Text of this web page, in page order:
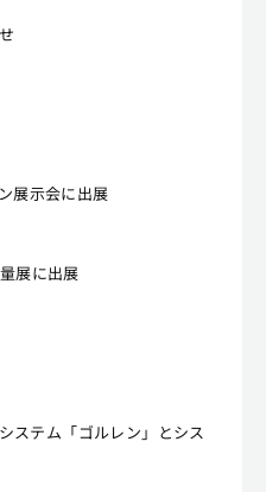
展示会に出展
展に出展
ステム「ゴルレン」とシス